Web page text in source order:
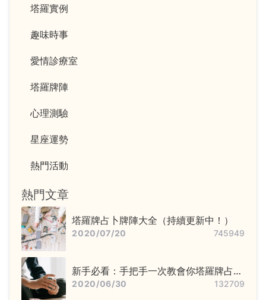
塔羅實例
趣味時事
愛情診療室
塔羅牌陣
心理測驗
星座運勢
熱門活動
熱門文章
塔羅牌占卜牌陣大全（持續更新中！）
2020/07/20 745949
新手必看：手把手一次教會你塔羅牌占卜
步驟——洗牌＋切牌、抽牌、排牌陣！
2020/06/30 132709